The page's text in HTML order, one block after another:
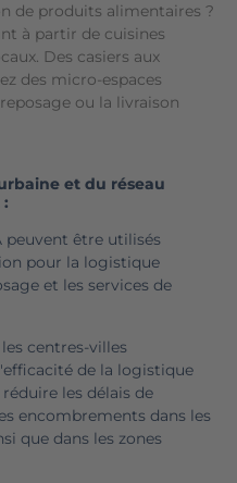
de produits alimentaires ?
à partir de cuisines
Des casiers aux
des micro-espaces
ou la livraison
et du réseau
peuvent être utilisés
pour la logistique
et les services de
centres-villes
de la logistique
les délais de
encombrements dans les
que dans les zones